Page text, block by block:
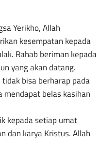
Yerikho, Allah
kesempatan kepada
Rahab beriman kepada
yang akan datang.
bisa berharap pada
mendapat belas kasihan
kepada setiap umat
dan karya Kristus. Allah